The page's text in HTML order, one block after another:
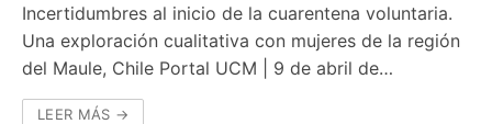
Incertidumbres al inicio de la cuarentena voluntaria.
Una exploración cualitativa con mujeres de la región
del Maule, Chile Portal UCM | 9 de abril de…
LEER MÁS →